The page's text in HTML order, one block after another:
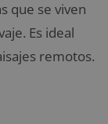
que se viven
Es ideal
remotos.